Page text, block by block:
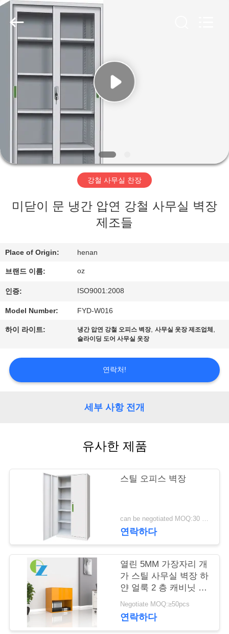
제
우
리
대
여
공
장
여
품
세
2020
Luoyang
Trading
강철 사무실 찬장
미닫이 문 냉간 압연 강철 사무실 벽장
제조들
Place of Origin: henan
브랜드 이름: oz
인증: ISO9001:2008
Model Number: FYD-W016
하이 라이트: 냉간 압연 강철 오피스 벽장,사무실 옷장 제조업체 ,
슬라이딩 도어 사무실 옷장
연락처!
세부 사항 전개
유사한 제품
스틸 오피스 벽장
can be negotiated MOQ:30 PC
연락하다
열린 5MM 가장자리 개
가 스틸 사무실 벽장 하
얀 얼룩 2 층 캐비닛 하
부
Negotiate MOQ:≥50pcs
연락하다